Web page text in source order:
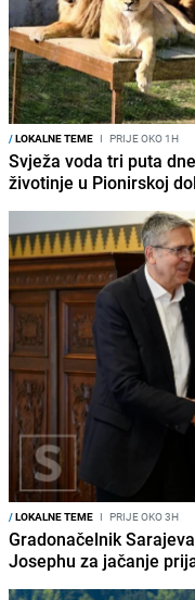
/LOKALNE TEME I PRIJE OKO 1H
Svježa voda tri puta
životinje u Pionirskoj
/LOKALNE TEME I PRIJE OKO 3H
Gradonačelnik
Josephu za jačanje